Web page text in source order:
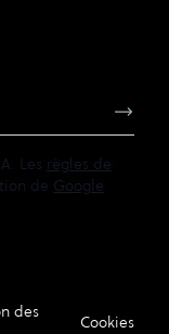
Les règles de
de Google
des
Cookies